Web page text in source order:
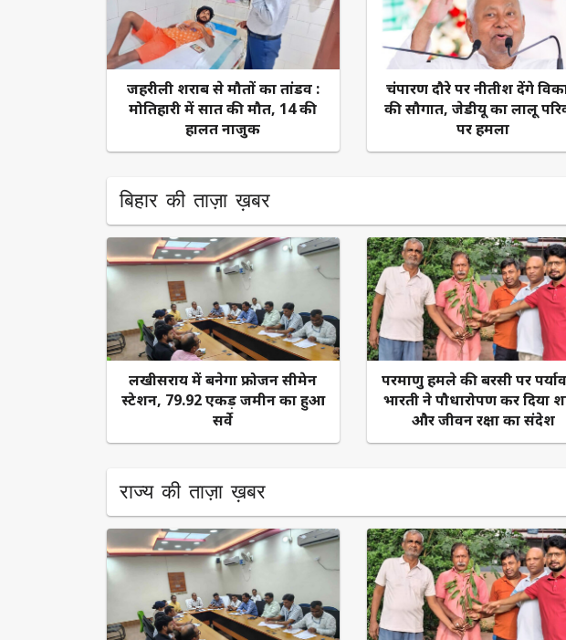
जहरीली शराब से मौतों का तांडव :
मोतिहारी में सात की मौत, 14 की
हालत नाजुक
चंपारण दौरे पर नीतीश देंगे
की सौगात, जेडीयू का लालू
पर हमला
बिहार की ताज़ा ख़बर
लखीसराय में बनेगा फ्रोजन सीमेन
स्टेशन, 79.92 एकड़ जमीन का हुआ
सर्वे
​परमाणु हमले की बरसी पर
भारती ने पौधारोपण कर दिया
और जीवन रक्षा का संदेश
राज्य की ताज़ा ख़बर